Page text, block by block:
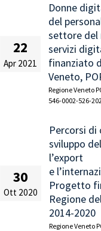
22
Apr 2021
Donne
del
settore del
servizi
finanziato
Veneto,
Regione Veneto
546-0002-526-
30
Ott 2020
Percorsi di
sviluppo
l’export
e
Progetto
Regione
2014-2020
Regione Veneto